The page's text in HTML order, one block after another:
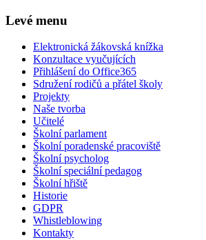
Levé menu
Elektronická žákovská knížka
Konzultace vyučujících
Přihlášení do Office365
Sdružení rodičů a přátel školy
Projekty
Naše tvorba
Učitelé
Školní parlament
Školní poradenské pracoviště
Školní psycholog
Školní speciální pedagog
Školní hřiště
Historie
GDPR
Whistleblowing
Kontakty